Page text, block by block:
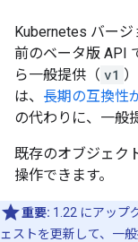
Kubernetes バー
前のベータ版 API
ら一般提供（ v1
は、 長期の互換性
の代わりに、一般
既存のオブジェク
操作できます。
重要: 1.22 にアップ
ェストを更新して、一